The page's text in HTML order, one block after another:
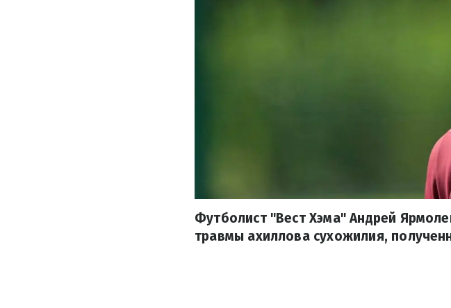
Футболист "Вест Хэма" Андрей
травмы ахиллова сухожилия,